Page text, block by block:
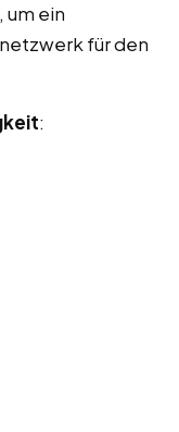
um ein
für den
: